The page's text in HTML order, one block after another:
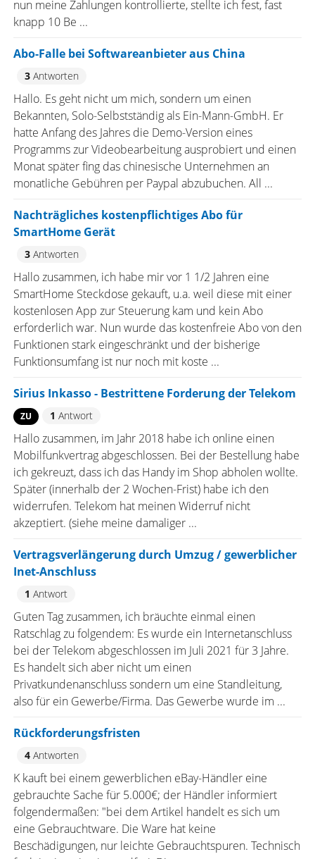
nun meine Zahlungen kontrollierte, stellte ich fest, fast
knapp 10 Be ...
Abo-Falle bei Softwareanbieter aus China
3Antworten
Hallo. Es geht nicht um mich, sondern um einen
Bekannten, Solo-Selbstständig als Ein-Mann-GmbH. Er
hatte Anfang des Jahres die Demo-Version eines
Programms zur Videobearbeitung ausprobiert und einen
Monat später fing das chinesische Unternehmen an
monatliche Gebühren per Paypal abzubuchen. All ...
Nachträgliches kostenpflichtiges Abo für
SmartHome Gerät
3Antworten
Hallo zusammen, ich habe mir vor 1 1/2 Jahren eine
SmartHome Steckdose gekauft, u.a. weil diese mit einer
kostenlosen App zur Steuerung kam und kein Abo
erforderlich war. Nun wurde das kostenfreie Abo von den
Funktionen stark eingeschränkt und der bisherige
Funktionsumfang ist nur noch mit koste ...
Sirius Inkasso - Bestrittene Forderung der Telekom
ZU 1 Antwort
Hallo zusammen, im Jahr 2018 habe ich online einen
Mobilfunkvertrag abgeschlossen. Bei der Bestellung habe
ich gekreuzt, dass ich das Handy im Shop abholen wollte.
Später (innerhalb der 2 Wochen-Frist) habe ich den
widerrufen. Telekom hat meinen Widerruf nicht
akzeptiert. (siehe meine damaliger ...
Vertragsverlängerung durch Umzug / gewerblicher
Inet-Anschluss
1 Antwort
Guten Tag zusammen, ich bräuchte einmal einen
Ratschlag zu folgendem: Es wurde ein Internetanschluss
bei der Telekom abgeschlossen im Juli 2021 für 3 Jahre.
Es handelt sich aber nicht um einen
Privatkundenanschluss sondern um eine Standleitung,
also für ein Gewerbe/Firma. Das Gewerbe wurde im ...
Rückforderungsfristen
4Antworten
K kauft bei einem gewerblichen eBay-Händler eine
gebrauchte Sache für 5.000€; der Händler informiert
folgendermaßen: "bei dem Artikel handelt es sich um
eine Gebrauchtware. Die Ware hat keine
Beschädigungen, nur leichte Gebrauchtspuren. Technisch